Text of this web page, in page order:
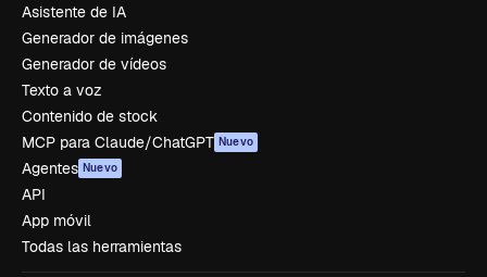
Asistente de IA
Generador de imágenes
Generador de vídeos
Texto a voz
Contenido de stock
MCP para Claude/ChatGPT Nuevo
Agentes Nuevo
API
App móvil
Todas las herramientas